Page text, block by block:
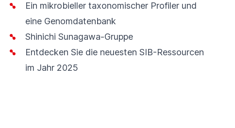
Ein mikrobieller taxonomischer Profiler und
eine Genomdatenbank
Shinichi Sunagawa-Gruppe
Entdecken Sie die neuesten SIB-Ressourcen
im Jahr 2025